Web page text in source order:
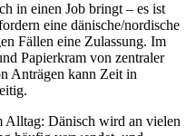
in einen Job bringt – es ist
eine dänische/nordische
Fällen eine Zulassung. Im
Papierkram von zentraler
Anträgen kann Zeit in
Alltag: Dänisch wird an vielen